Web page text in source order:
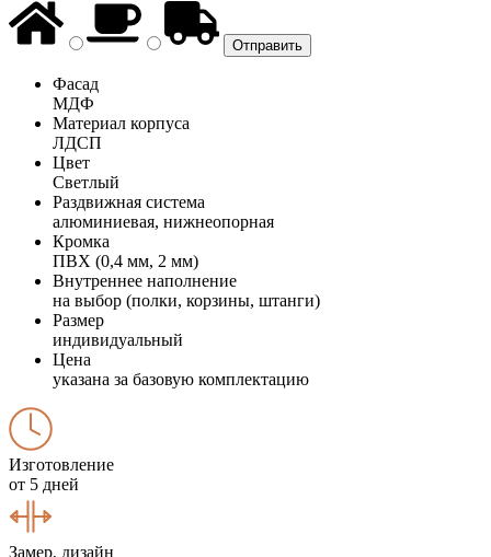
Фасад
МДФ
Материал корпуса
ЛДСП
Цвет
Светлый
Раздвижная система
алюминиевая, нижнеопорная
Кромка
ПВХ (0,4 мм, 2 мм)
Внутреннее наполнение
на выбор (полки, корзины, штанги)
Размер
индивидуальный
Цена
указана за базовую комплектацию
Изготовление
от 5 дней
Замер, дизайн